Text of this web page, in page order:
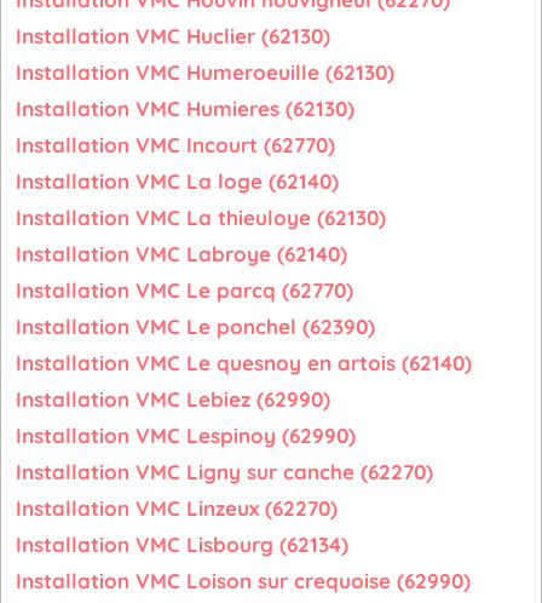
Installation VMC Huclier (62130)
Installation VMC Humeroeuille (62130)
Installation VMC Humieres (62130)
Installation VMC Incourt (62770)
Installation VMC La loge (62140)
Installation VMC La thieuloye (62130)
Installation VMC Labroye (62140)
Installation VMC Le parcq (62770)
Installation VMC Le ponchel (62390)
Installation VMC Le quesnoy en artois (62140)
Installation VMC Lebiez (62990)
Installation VMC Lespinoy (62990)
Installation VMC Ligny sur canche (62270)
Installation VMC Linzeux (62270)
Installation VMC Lisbourg (62134)
Installation VMC Loison sur crequoise (62990)